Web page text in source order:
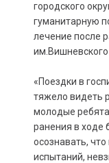
городского
гуманитарную
лечение после
им.Вишневского .
«Поездки в
тяжело видеть
молодые
ранения в
осознавать,
испытаний,